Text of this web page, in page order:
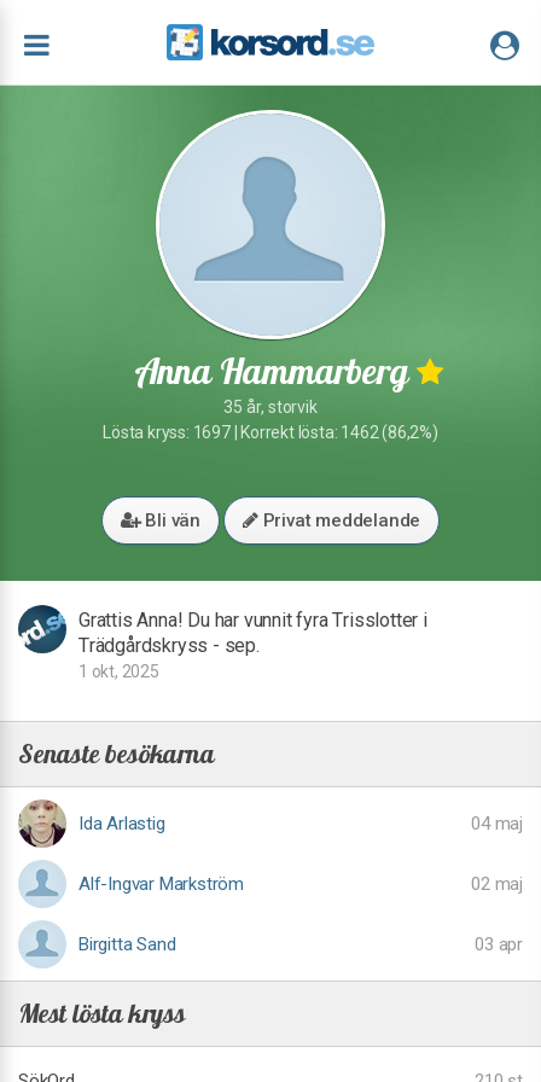
Anna Hammarberg
35 år, storvik
Lösta kryss: 1697 | Korrekt lösta: 1462 (86,2%)
Bli vän Privat meddelande
Grattis Anna! Du har vunnit fyra Trisslotter i
Trädgårdskryss - sep.
1 okt, 2025
Senaste besökarna
Ida Arlastig 04 maj
Alf-Ingvar Markström 02 maj
Birgitta Sand 03 apr
Mest lösta kryss